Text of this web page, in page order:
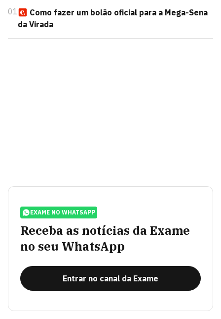
01
Como fazer um bolão oficial para a Mega-Sena
da Virada
EXAME NO WHATSAPP
Receba as notícias da Exame
no seu WhatsApp
Entrar no canal da Exame